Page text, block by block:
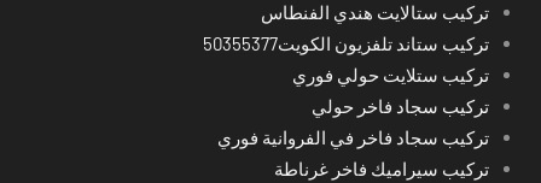
تركيب ستالايت هندي الفنطاس
تركيب ستاند تلفزيون الكويت50355377
تركيب ستلايت حولي فوري
تركيب سجاد فاخر حولي
تركيب سجاد فاخر في الفروانية فوري
تركيب سيراميك فاخر غرناطة